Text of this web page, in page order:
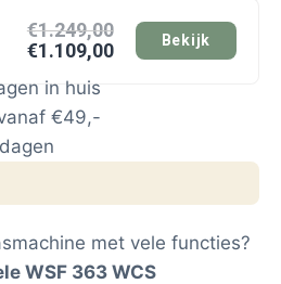
€1.249,00
€1.109,00
Bekijk
in huis
€49,-
met vele functies?
WSF 363 WCS